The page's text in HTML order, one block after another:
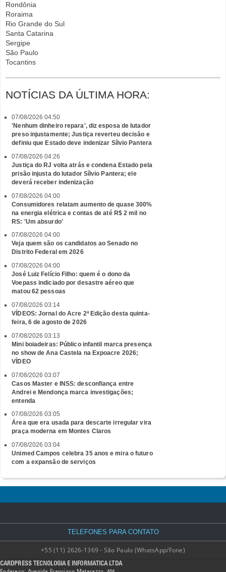
Rondônia
Roraima
Rio Grande do Sul
Santa Catarina
Sergipe
São Paulo
Tocantins
NOTÍCIAS DA ÚLTIMA HORA:
07/08/2026 04:50
'Nenhum dinheiro repara', diz esposa de lutador
preso injustamente; Justiça reverteu decisão e
definiu que Estado deve indenizar Sílvio Pantera
07/08/2026 04:26
Justiça do RJ volta atrás e condena Estado pela
prisão injusta do lutador Sílvio Pantera; ele
deverá receber indenização
07/08/2026 04:00
Consumidores relatam aumento de quase 300%
na energia elétrica e contas de até R$ 2 mil no
RS: 'Um absurdo'
07/08/2026 04:00
Veja quem são os candidatos ao Senado no
Distrito Federal em 2026
07/08/2026 04:00
José Luiz Felício Filho: quem é o dono da
Voepass indiciado por desastre aéreo que
matou 62 pessoas
07/08/2026 03:14
VÍDEOS: Jornal do Acre 2ª Edição desta quinta-
feira, 6 de agosto de 2026
07/08/2026 03:13
Mini boiadeiras: Público infantil marca presença
no show de Ana Castela na Expoacre 2026;
VÍDEO
07/08/2026 03:07
Casos Master e INSS: desconfiança entre
Andrei e Mendonça marca investigações;
entenda
07/08/2026 03:05
Área que era usada para descarte irregular vira
praça moderna em Montes Claros
07/08/2026 03:04
Unimed Campos celebra 35 anos e mira o futuro
com a expansão de serviços
TELEFONES PARA CONTATO
+55 (11) 2626-1369 - São Paulo (WhatsApp/Fone)
CARDPRESS TECNOLOGIA E INFORMATICA LTDA